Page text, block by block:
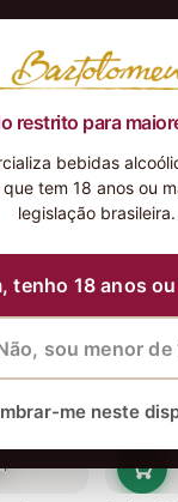
restrito para
bebidas
tem 18 anos ou
legislação brasileira.
tenho 18 anos
sou menor de
me neste